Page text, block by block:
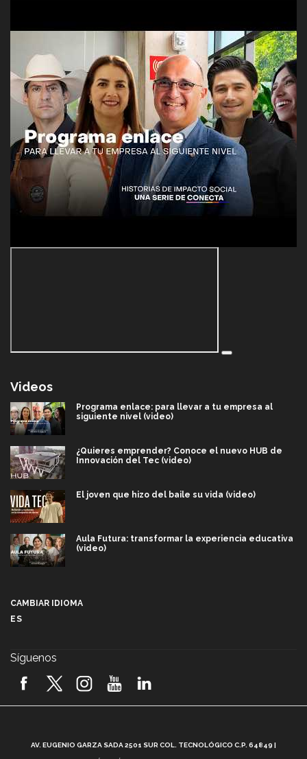
Videos
Programa enlace: para llevar a tu empresa al
siguiente nivel (video)
¿Quieres emprender? Conoce el nuevo HUB de
Innovación del Tec (video)
El joven que hizo del baile su vida (video)
Aula Futura: transformar la experiencia educativa
(video)
2026! (video)
CAMBIAR IDIOMA
ES
Síguenos
AV. EUGENIO GARZA SADA 2501 SUR COL. TECNOLÓGICO C.P. 64849 |